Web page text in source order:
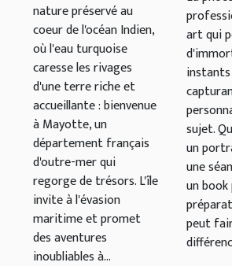
en bateau à
Mayotte
nature préservé au
coeur de l'océan Indien,
où l'eau turquoise
caresse les rivages
d'une terre riche et
accueillante : bienvenue
à Mayotte, un
département français
d'outre-mer qui
regorge de trésors. L'île
invite à l'évasion
maritime et promet
des aventures
inoubliables à...
art qui
sujet.
un
une
un book
peut